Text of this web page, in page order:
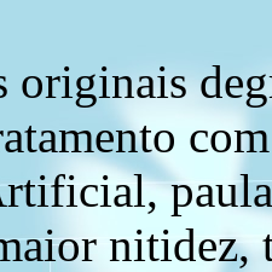
originais
nitidez,